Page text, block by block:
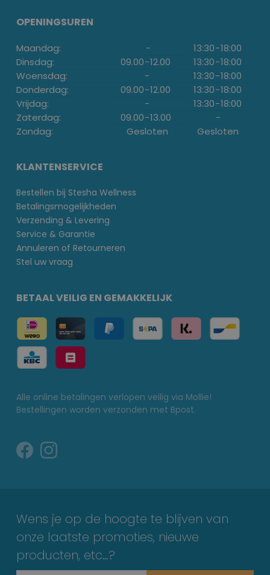
OPENINGSUREN
Maandag: - 13:30-18:00
Dinsdag:
09.00-12.00 13:30-18:00
Woensdag:
- 13:30-18:00
Donderdag:
09.00-12.00 13:30-18:00
Vrijdag:
- 13:30-18:00
Zaterdag:
09.00-13.00
-
Zondag:
Gesloten Gesloten
KLANTENSERVICE
Bestellen bij Stesha Wellness
Betalingsmogelijkheden
Verzending & Levering
Service & Garantie
Annuleren of Retourneren
Stel uw vraag
BETAAL VEILIG EN GEMAKKELIJK
Alle online betalingen verlopen veilig via Mollie!
Bestellingen worden verzonden met Bpost.
Wens je op de hoogte te blijven van
onze laatste promoties, nieuwe
producten, etc…?